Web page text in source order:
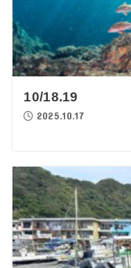
10/18.19
2025.10.17